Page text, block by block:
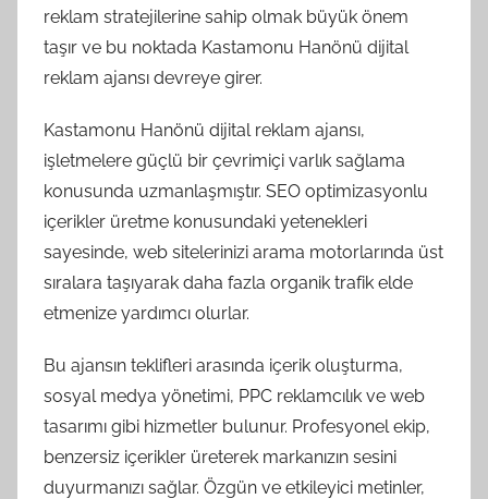
reklam stratejilerine sahip olmak büyük önem
taşır ve bu noktada Kastamonu Hanönü dijital
reklam ajansı devreye girer.
Kastamonu Hanönü dijital reklam ajansı,
işletmelere güçlü bir çevrimiçi varlık sağlama
konusunda uzmanlaşmıştır. SEO optimizasyonlu
içerikler üretme konusundaki yetenekleri
sayesinde, web sitelerinizi arama motorlarında üst
sıralara taşıyarak daha fazla organik trafik elde
etmenize yardımcı olurlar.
Bu ajansın teklifleri arasında içerik oluşturma,
sosyal medya yönetimi, PPC reklamcılık ve web
tasarımı gibi hizmetler bulunur. Profesyonel ekip,
benzersiz içerikler üreterek markanızın sesini
duyurmanızı sağlar. Özgün ve etkileyici metinler,